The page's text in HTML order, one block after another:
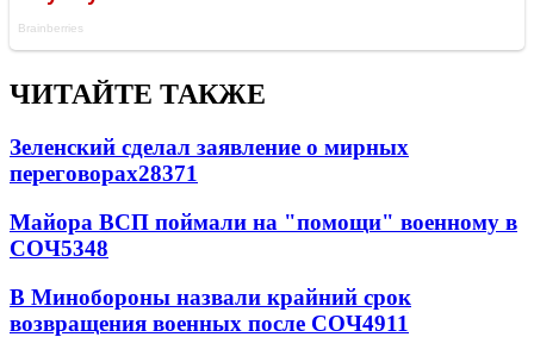
ЧИТАЙТЕ ТАКЖЕ
Зеленский сделал заявление о мирных
переговорах28371
Майора ВСП поймали на "помощи" военному в
СОЧ5348
В Минобороны назвали крайний срок
возвращения военных после СОЧ4911